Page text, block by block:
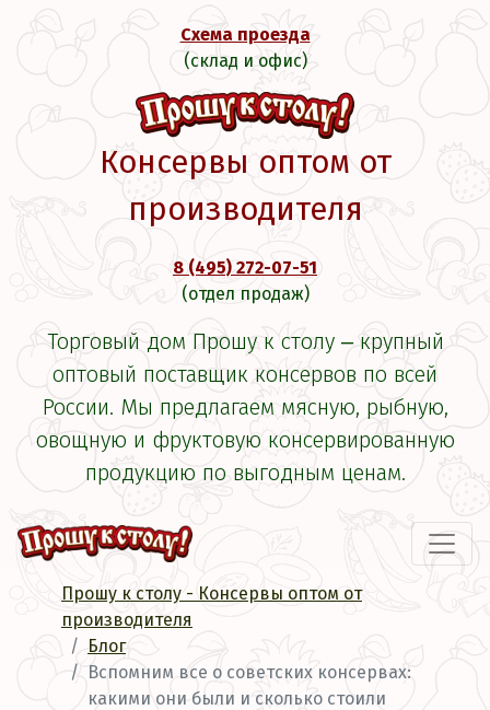
Схема проезда
(склад и офис)
Консервы оптом от
производителя
8 (495) 272-07-51
(отдел продаж)
Торговый дом Прошу к столу ‒ крупный
оптовый поставщик консервов по всей
России. Мы предлагаем мясную, рыбную,
овощную и фруктовую консервированную
продукцию по выгодным ценам.
Прошу к столу - Консервы оптом от
производителя
Блог
Вспомним все о советских консервах:
какими они были и сколько стоили